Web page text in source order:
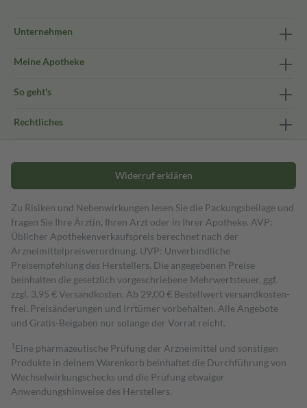
Unternehmen
Meine Apotheke
So geht's
Rechtliches
Widerruf erklären
Zu Risiken und Nebenwirkungen lesen Sie die Packungsbeilage und
fragen Sie Ihre Ärztin, Ihren Arzt oder in Ihrer Apotheke. AVP:
Üblicher Apothekenverkaufspreis berechnet nach der
Arzneimittelpreisverordnung. UVP: Unverbindliche
Preisempfehlung des Herstellers. Die angegebenen Preise
beinhalten die gesetzlich vorgeschriebene Mehrwertsteuer, ggf.
zzgl. 3,95 € Versandkosten. Ab 29,00 € Bestell­wert versand­kosten­
frei. Preisänderungen und Irrtümer vorbehalten. Alle Angebote
und Gratis-Beigaben nur solange der Vorrat reicht.
1 Eine pharmazeutische Prüfung der Arzneimittel und sonstigen
Produkte in deinem Warenkorb beinhaltet die Durchführung von
Wechselwirkungschecks und die Prüfung etwaiger
Anwendungshinweise des Herstellers.